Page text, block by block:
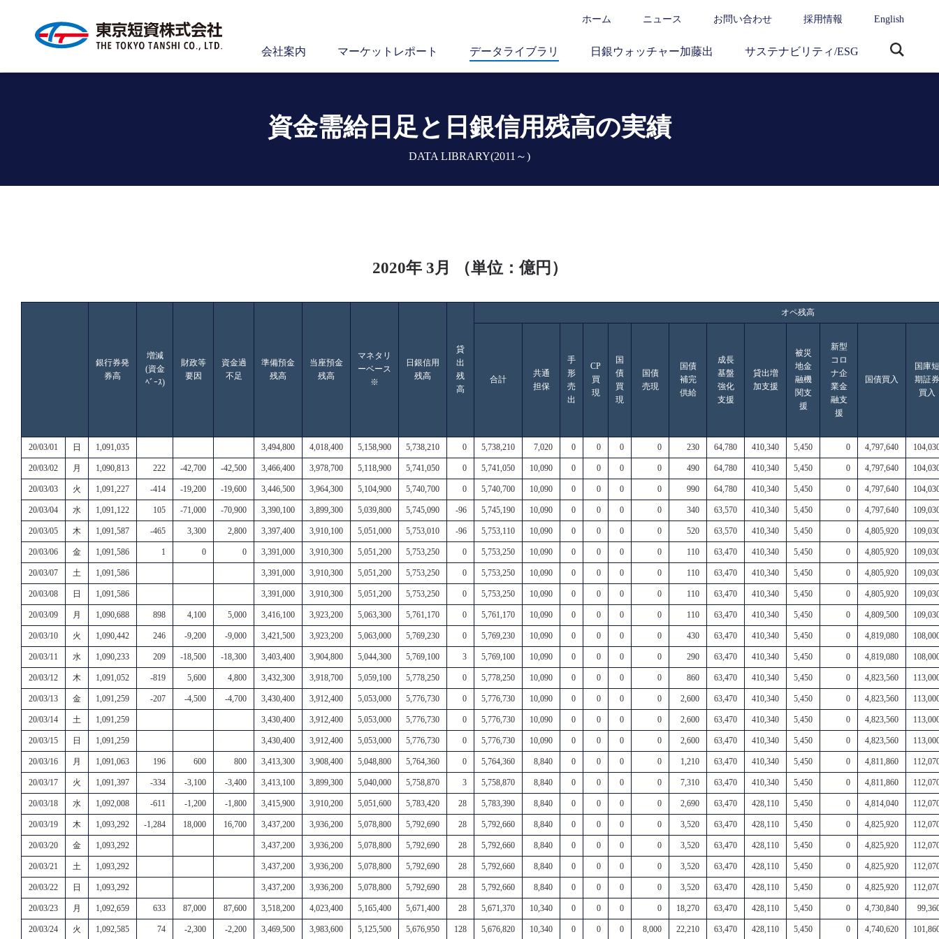
ホーム ニュース お問い合わせ 採用情報 English
会社案内 マーケットレポート データライブラリ 日銀ウォッチャー加藤出 サステナビリティ/ESG
資金需給日足と 日銀信用残高の実績
DATA LIBRARY(2011～)
2020年 3月 （単位：億円）
銀行券発
券高
増減
(資金
ﾍﾞｰｽ)
財政等
要因
資金過
不足
準備預金
残高
当座預金
残高
マネタリ
ーベース
※
日銀信用
残高
貸
出
残
高
オペ残高
合計
共通
担保
手
形
売
出
CP
買
現
国
債
買
現
国債
売現
国債
補完
供給
成長
基盤
強化
支援
貸出増
加支援
被災
地金
融機
関支
援
新型
コロ
ナ企
業金
融支
援
国債買入
国庫短
期証券
買入
20/03/01 日 1,091,035 3,494,800 4,018,400 5,158,900 5,738,210 0 5,738,210 7,020 0 0 0 0 230 64,780 410,340 5,450 0 4,797,640
20/03/02 月 1,090,813 222 -42,700 -42,500 3,466,400 3,978,700 5,118,900 5,741,050 0 5,741,050 10,090 0 0 0 0 490 64,780 410,340 5,450 0 4,797,640
20/03/03 火 1,091,227 -414 -19,200 -19,600 3,446,500 3,964,300 5,104,900 5,740,700 0 5,740,700 10,090 0 0 0 0 990 64,780 410,340 5,450 0 4,797,640
20/03/04 水 1,091,122 105 -71,000 -70,900 3,390,100 3,899,300 5,039,800 5,745,090 -96 5,745,190 10,090 0 0 0 0 340 63,570 410,340 5,450 0 4,797,640
20/03/05 木 1,091,587 -465 3,300 2,800 3,397,400 3,910,100 5,051,000 5,753,010 -96 5,753,110 10,090 0 0 0 0 520 63,570 410,340 5,450 0 4,805,920
20/03/06 金 1,091,586 1 0 0 3,391,000 3,910,300 5,051,200 5,753,250 0 5,753,250 10,090 0 0 0 0 110 63,470 410,340 5,450 0 4,805,920
20/03/07 土 1,091,586 3,391,000 3,910,300 5,051,200 5,753,250 0 5,753,250 10,090 0 0 0 0 110 63,470 410,340 5,450 0 4,805,920
20/03/08 日 1,091,586 3,391,000 3,910,300 5,051,200 5,753,250 0 5,753,250 10,090 0 0 0 0 110 63,470 410,340 5,450 0 4,805,920
20/03/09 月 1,090,688 898 4,100 5,000 3,416,100 3,923,200 5,063,300 5,761,170 0 5,761,170 10,090 0 0 0 0 110 63,470 410,340 5,450 0 4,809,500
20/03/10 火 1,090,442 246 -9,200 -9,000 3,421,500 3,923,200 5,063,000 5,769,230 0 5,769,230 10,090 0 0 0 0 430 63,470 410,340 5,450 0 4,819,080
20/03/11 水 1,090,233 209 -18,500 -18,300 3,403,400 3,904,800 5,044,300 5,769,100 3 5,769,100 10,090 0 0 0 0 290 63,470 410,340 5,450 0 4,819,080
20/03/12 木 1,091,052 -819 5,600 4,800 3,432,300 3,918,700 5,059,100 5,778,250 0 5,778,250 10,090 0 0 0 0 860 63,470 410,340 5,450 0 4,823,560
20/03/13 金 1,091,259 -207 -4,500 -4,700 3,430,400 3,912,400 5,053,000 5,776,730 0 5,776,730 10,090 0 0 0 0 2,600 63,470 410,340 5,450 0 4,823,560
20/03/14 土 1,091,259 3,430,400 3,912,400 5,053,000 5,776,730 0 5,776,730 10,090 0 0 0 0 2,600 63,470 410,340 5,450 0 4,823,560
20/03/15 日 1,091,259 3,430,400 3,912,400 5,053,000 5,776,730 0 5,776,730 10,090 0 0 0 0 2,600 63,470 410,340 5,450 0 4,823,560
20/03/16 月 1,091,063 196 600 800 3,413,300 3,908,400 5,048,800 5,764,360 0 5,764,360 8,840 0 0 0 0 1,210 63,470 410,340 5,450 0 4,811,860
20/03/17 火 1,091,397 -334 -3,100 -3,400 3,413,100 3,899,300 5,040,000 5,758,870 3 5,758,870 8,840 0 0 0 0 7,310 63,470 410,340 5,450 0 4,811,860
20/03/18 水 1,092,008 -611 -1,200 -1,800 3,415,900 3,910,200 5,051,600 5,783,420 28 5,783,390 8,840 0 0 0 0 2,690 63,470 428,110 5,450 0 4,814,040
20/03/19 木 1,093,292 -1,284 18,000 16,700 3,437,200 3,936,200 5,078,800 5,792,690 28 5,792,660 8,840 0 0 0 0 3,520 63,470 428,110 5,450 0 4,825,920
20/03/20 金 1,093,292 3,437,200 3,936,200 5,078,800 5,792,690 28 5,792,660 8,840 0 0 0 0 3,520 63,470 428,110 5,450 0 4,825,920
20/03/21 土 1,093,292 3,437,200 3,936,200 5,078,800 5,792,690 28 5,792,660 8,840 0 0 0 0 3,520 63,470 428,110 5,450 0 4,825,920
20/03/22 日 1,093,292 3,437,200 3,936,200 5,078,800 5,792,690 28 5,792,660 8,840 0 0 0 0 3,520 63,470 428,110 5,450 0 4,825,920
20/03/23 月 1,092,659 633 87,000 87,600 3,518,200 4,023,400 5,165,400 5,671,400 28 5,671,370 10,340 0 0 0 0 18,270 63,470 428,110 5,450 0 4,730,840
20/03/24 火 1,092,585 74 -2,300 -2,200 3,469,500 3,983,600 5,125,500 5,676,950 128 5,676,820 10,340 0 0 0 8,000 22,210 63,470 428,110 5,450 0 4,740,620